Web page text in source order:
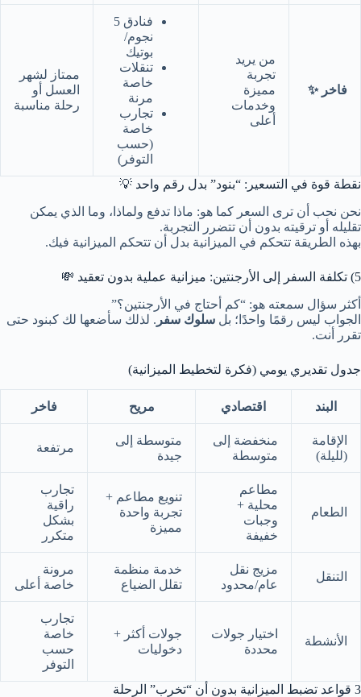
فاخر ✨
من يريد
تجربة
مميزة
وخدمات
أعلى
فنادق 5
نجوم/
بوتيك
تنقلات
خاصة
مرنة
تجارب
خاصة
(حسب
التوفر)
ممتاز لشهر
العسل أو
رحلة مناسبة
نقطة قوة في التسعير: “بنود” بدل رقم واحد 💡
نحن نحب أن ترى السعر كما هو: ماذا تدفع ولماذا، وما الذي يمكن
تقليله أو ترقيته بدون أن تتضرر التجربة.
بهذه الطريقة تتحكم في الميزانية بدل أن تتحكم الميزانية فيك.
5) تكلفة السفر إلى الأرجنتين: ميزانية عملية بدون تعقيد 💸
أكثر سؤال سمعته هو: “كم أحتاج في الأرجنتين؟”
الجواب ليس رقمًا واحدًا؛ بل سلوك سفر . لذلك سأضعها لك كبنود حتى
تقرر أنت.
جدول تقديري يومي (فكرة لتخطيط الميزانية)
البند اقتصادي مريح فاخر
الإقامة
(لليلة)
منخفضة إلى
متوسطة
متوسطة إلى
جيدة
مرتفعة
الطعام
مطاعم
محلية +
وجبات
خفيفة
تنويع مطاعم +
تجربة واحدة
مميزة
تجارب
راقية
بشكل
متكرر
التنقل
مزيج نقل
عام/محدود
خدمة منظمة
تقلل الضياع
مرونة
خاصة أعلى
الأنشطة
اختيار جولات
محددة
جولات أكثر +
دخوليات
تجارب
خاصة
حسب
التوفر
3 قواعد تضبط الميزانية بدون أن “تخرب” الرحلة